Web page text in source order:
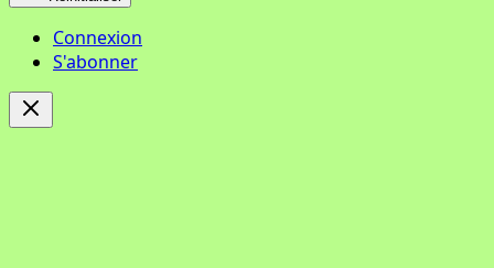
Connexion
S'abonner